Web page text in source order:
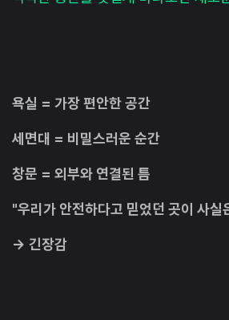
욕실 = 가장 편안한 공간
세면대 = 비밀스러운 순간
창문 = 외부와 연결된 틈
"우리가 안전하다고 믿었던 곳이 사실
→ 긴장감